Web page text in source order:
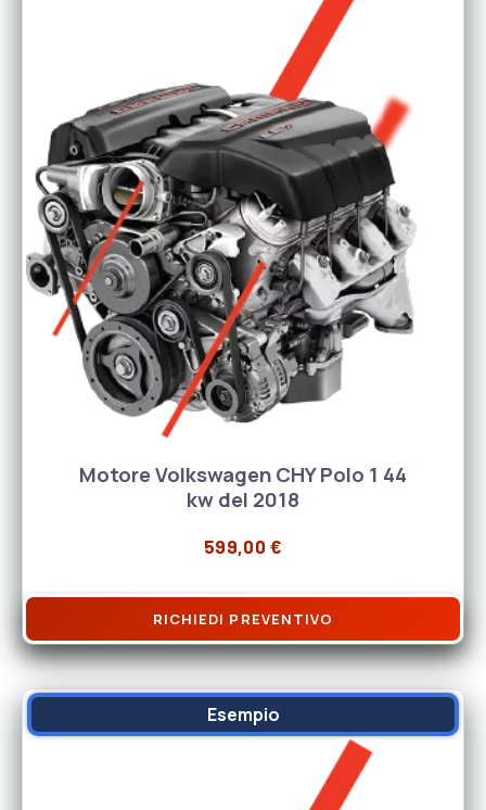
Motore Volkswagen CHY Polo 1 44
kw del 2018
599,00 €
RICHIEDI PREVENTIVO
Esempio